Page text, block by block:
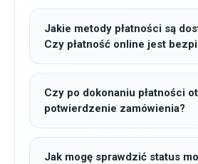
Jakie metody płatności są
Czy płatność online jest
Czy po dokonaniu płatności
potwierdzenie zamówienia?
Jak mogę sprawdzić status